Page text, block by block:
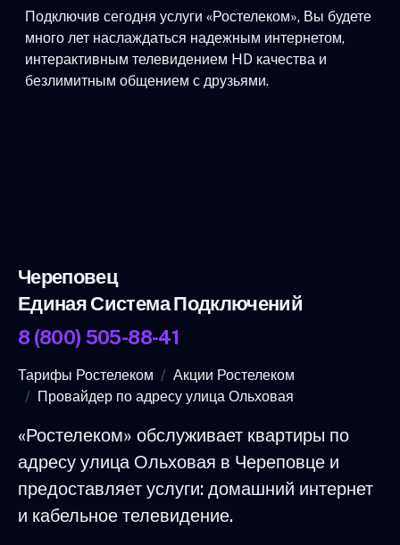
Подключив сегодня услуги «Ростелеком», Вы будете
много лет наслаждаться надежным интернетом,
интерактивным телевидением HD качества и
безлимитным общением с друзьями.
Череповец
Единая Система Подключений
8 (800) 505-88-41
Тарифы Ростелеком
Акции Ростелеком
Провайдер по адресу улица Ольховая
«Ростелеком» обслуживает квартиры по
адресу улица Ольховая в Череповце и
предоставляет услуги: домашний интернет
и кабельное телевидение.